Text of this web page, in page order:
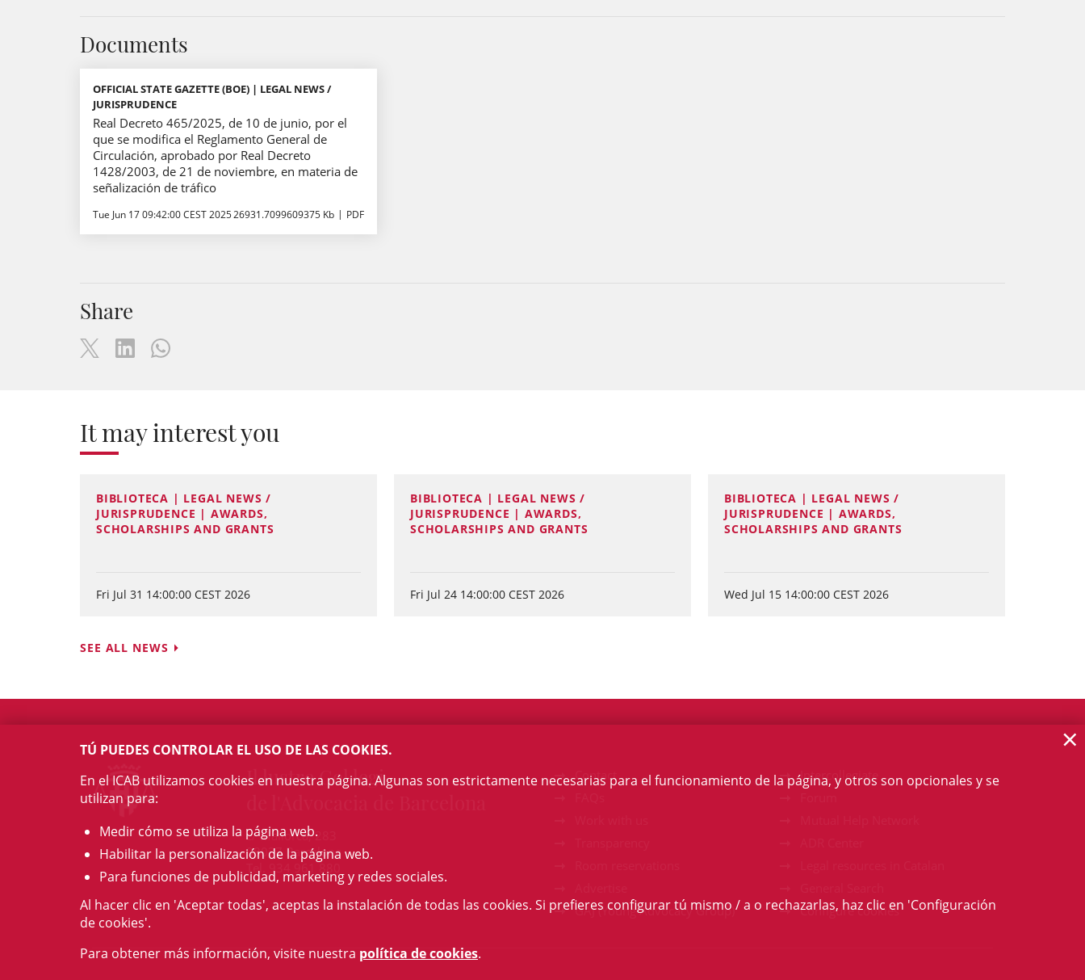
Documents
OFFICIAL STATE GAZETTE (BOE) | LEGAL NEWS /
JURISPRUDENCE
Real Decreto 465/2025, de 10 de junio, por el
que se modifica el Reglamento General de
Circulación, aprobado por Real Decreto
1428/2003, de 21 de noviembre, en materia de
señalización de tráfico
Tue Jun 17 09:42:00 CEST 202526931.7099609375 Kb PDF
Share
It may interest you
BIBLIOTECA | LEGAL NEWS /
JURISPRUDENCE | AWARDS,
SCHOLARSHIPS AND GRANTS
Fri Jul 31 14:00:00 CEST 2026
BIBLIOTECA | LEGAL NEWS /
JURISPRUDENCE | AWARDS,
SCHOLARSHIPS AND GRANTS
Fri Jul 24 14:00:00 CEST 2026
BIBLIOTECA | LEGAL NEWS /
JURISPRUDENCE | AWARDS,
SCHOLARSHIPS AND GRANTS
Wed Jul 15 14:00:00 CEST 2026
SEE ALL NEWS
Il·lustre Col·legi
c/ Mallorca, 283
08037 Barcelona
Tel. 934 961 880
Contact
GAJ (Young Advocacy Group)
Intercollegiate
Configure cookies
TÚ PUEDES CONTROLAR EL USO DE LAS COOKIES.
En el ICAB utilizamos cookies en nuestra página. Algunas son estrictamente necesarias para el funcionamiento de la página, y otros son opcionales y se
utilizan para:
Medir cómo se utiliza la página web.
Habilitar la personalización de la página web.
Para funciones de publicidad, marketing y redes sociales.
Al hacer clic en 'Aceptar todas', aceptas la instalación de todas las cookies. Si prefieres configurar tú mismo / a o rechazarlas, haz clic en 'Configuración
de cookies'.
Para obtener más información, visite nuestra política de cookies.
×